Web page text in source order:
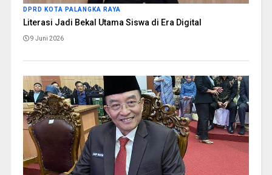
DPRD KOTA PALANGKA RAYA
Literasi Jadi Bekal Utama Siswa di Era Digital
9 Juni 2026